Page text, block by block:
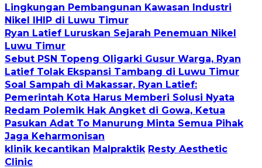
Lingkungan Pembangunan Kawasan Industri
Nikel IHIP di Luwu Timur
Ryan Latief Luruskan Sejarah Penemuan Nikel
Luwu Timur
Sebut PSN Topeng Oligarki Gusur Warga, Ryan
Latief Tolak Ekspansi Tambang di Luwu Timur
Soal Sampah di Makassar, Ryan Latief:
Pemerintah Kota Harus Memberi Solusi Nyata
Redam Polemik Hak Angket di Gowa, Ketua
Pasukan Adat To Manurung Minta Semua Pihak
Jaga Keharmonisan
klinik kecantikan Malpraktik Resty Aesthetic
Clinic